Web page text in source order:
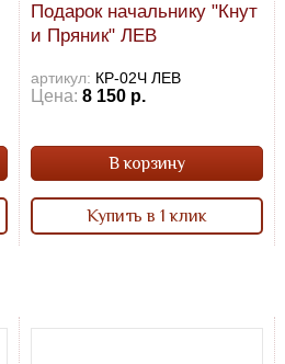
Подарок начальнику "Кнут
и Пряник" ЛЕВ
артикул: КР-02Ч ЛЕВ
Цена: 8 150 р.
В корзину
Купить в 1 клик